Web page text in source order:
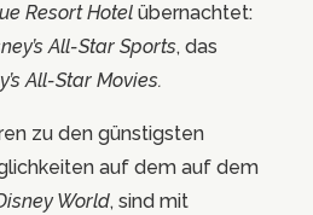
Resort Hotelübernachtet:
All-Star Sports, das
All-Star Movies.
zu den günstigsten
auf dem auf dem
World, sind mit